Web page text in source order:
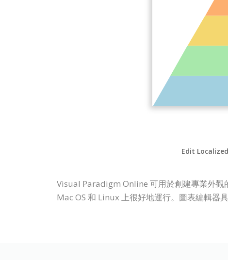
Edit
Visual Paradigm Online 可用於創建專業外觀
Mac OS 和 Linux 上很好地運行。圖表編輯器